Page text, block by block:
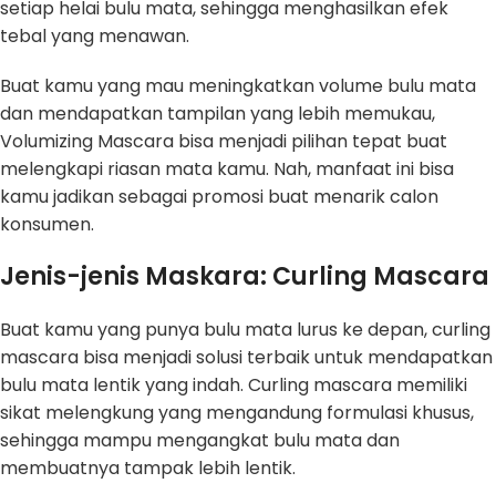
setiap helai bulu mata, sehingga menghasilkan efek
tebal yang menawan.
Buat kamu yang mau meningkatkan volume bulu mata
dan mendapatkan tampilan yang lebih memukau,
Volumizing Mascara bisa menjadi pilihan tepat buat
melengkapi riasan mata kamu. Nah, manfaat ini bisa
kamu jadikan sebagai promosi buat menarik calon
konsumen.
Jenis-jenis Maskara: Curling Mascara
Buat kamu yang punya bulu mata lurus ke depan, curling
mascara bisa menjadi solusi terbaik untuk mendapatkan
bulu mata lentik yang indah. Curling mascara memiliki
sikat melengkung yang mengandung formulasi khusus,
sehingga mampu mengangkat bulu mata dan
membuatnya tampak lebih lentik.